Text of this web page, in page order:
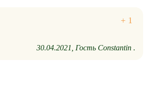
30.04.2021 Гость Constantin .